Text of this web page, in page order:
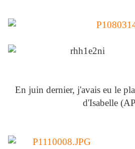
En juin dernier, j'avais eu le
d'Isabelle